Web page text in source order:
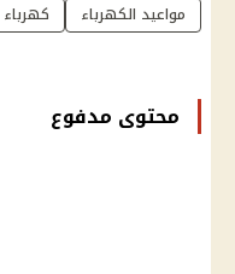
مواعيد الكهرباء
محتوى مدفوع